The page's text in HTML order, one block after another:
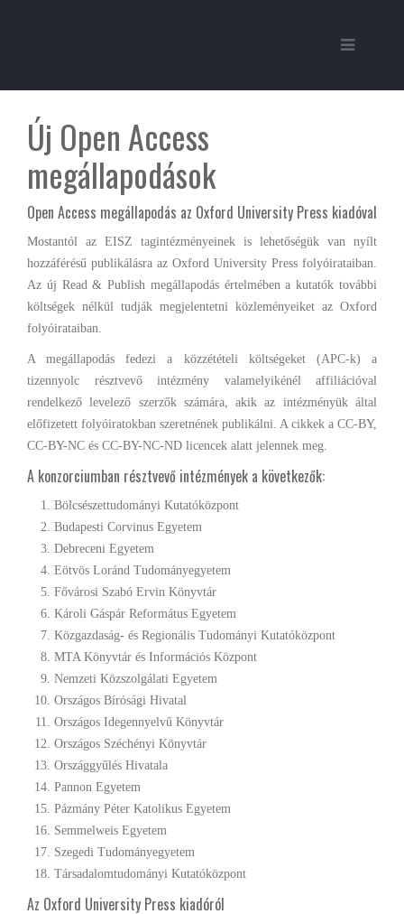
Új Open Access
megállapodások
Open Access megállapodás az Oxford University Press kiadóval
Mostantól az EISZ tagintézményeinek is lehetőségük van nyílt
hozzáférésű publikálásra az Oxford University Press folyóirataiban.
Az új Read & Publish megállapodás értelmében a kutatók további
költségek nélkül tudják megjelentetni közleményeiket az Oxford
folyóirataiban.
A megállapodás fedezi a közzétételi költségeket (APC-k) a
tizennyolc résztvevő intézmény valamelyikénél affiliációval
rendelkező levelező szerzők számára, akik az intézményük által
előfizetett folyóiratokban szeretnének publikálni. A cikkek a CC-BY,
CC-BY-NC és CC-BY-NC-ND licencek alatt jelennek meg.
A konzorciumban résztvevő intézmények a következők:
Bölcsészettudományi Kutatóközpont
Budapesti Corvinus Egyetem
Debreceni Egyetem
Eötvös Loránd Tudományegyetem
Fővárosi Szabó Ervin Könyvtár
Károli Gáspár Református Egyetem
Közgazdaság- és Regionális Tudományi Kutatóközpont
MTA Könyvtár és Információs Központ
Nemzeti Közszolgálati Egyetem
Országos Bírósági Hivatal
Országos Idegennyelvű Könyvtár
Országos Széchényi Könyvtár
Országgyűlés Hivatala
Pannon Egyetem
Pázmány Péter Katolikus Egyetem
Semmelweis Egyetem
Szegedi Tudományegyetem
Társadalomtudományi Kutatóközpont
Az Oxford University Press kiadóról